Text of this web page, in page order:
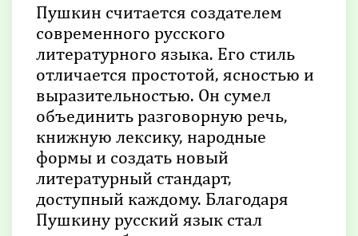
Пушкин считается создателем
современного русского
литературного языка. Его стиль
отличается простотой, ясностью и
выразительностью. Он сумел
объединить разговорную речь,
книжную лексику, народные
формы и создать новый
литературный стандарт,
доступный каждому. Благодаря
Пушкину русский язык стал